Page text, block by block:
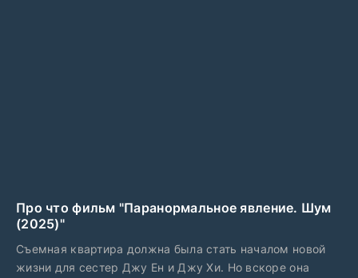
Про что фильм "Паранормальное явление. Шум
(2025)"
Съемная квартира должна была стать началом новой
жизни для сестер Джу Ен и Джу Хи. Но вскоре она